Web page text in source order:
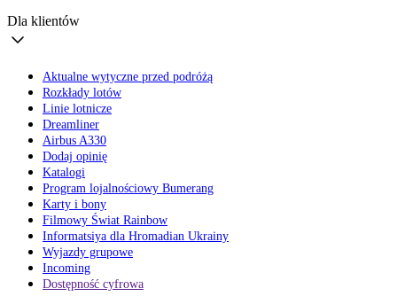
Dla klientów
Aktualne wytyczne przed podróżą
Rozkłady lotów
Linie lotnicze
Dreamliner
Airbus A330
Dodaj opinię
Katalogi
Program lojalnościowy Bumerang
Karty i bony
Filmowy Świat Rainbow
Informatsiya dla Hromadian Ukrainy
Wyjazdy grupowe
Incoming
Dostępność cyfrowa